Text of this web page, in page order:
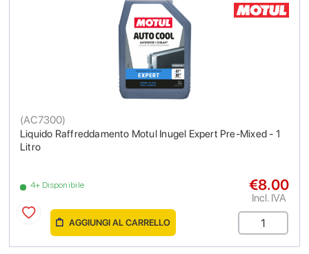
Liquido Raffreddamento Motul Inugel Expert Pre-Mixed - 1
Litro
(AC7300)
4+ Disponibile €8.00
Incl. IVA
AGGIUNGI AL CARRELLO